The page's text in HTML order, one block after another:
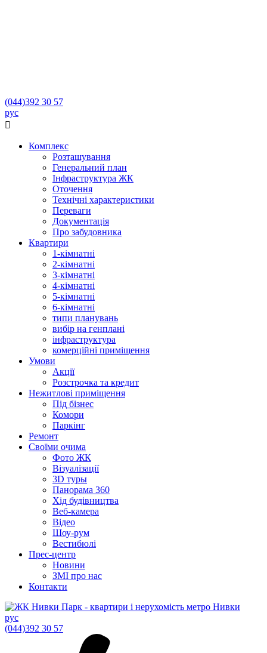
(044)392 30 57
рус

Комплекс
Розташування
Генеральний план
Інфраструктура ЖК
Оточення
Технічні характеристики
Переваги
Документація
Про забудовника
Квартири
1-кімнатні
2-кімнатні
3-кімнатні
4-кімнатні
5-кімнатні
6-кімнатні
типи планувань
вибір на генплані
інфраструктура
комерційні приміщення
Умови
Акції
Розстрочка та кредит
Нежитлові приміщення
Під бізнес
Комори
Паркінг
Ремонт
Своїми очима
Фото ЖК
Візуалізації
3D туры
Панорама 360
Хід будівництва
Веб-камера
Відео
Шоу-рум
Вестибюлі
Прес-центр
Новини
ЗМІ про нас
Контакти
рус
(044)392 30 57